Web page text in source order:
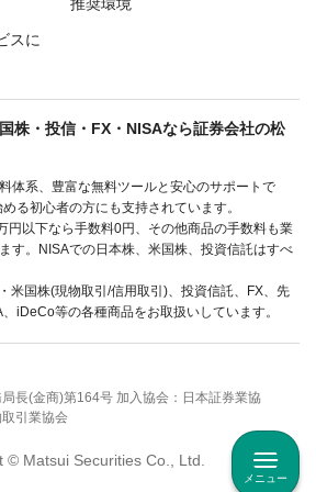
メニュー
推奨環境
スに
株・投信・FX・NISAなら証券会社の松
体系、豊富な無料ツールと安心のサポートで
る初心者の方にも支持されています。
円以下なら手数料0円、その他商品の手数料も業
す。NISAでの日本株、米国株、投資信託はすべ
米国株(現物取引/信用取引)、投資信託、FX、先
iDeCo等の各種商品をお取扱いしています。
長(金商)第164号 加入協会：日本証券業協
引業協会
© Matsui Securities Co., Ltd.